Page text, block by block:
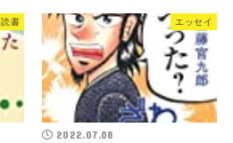
読書 エッセイ
2022.07.08